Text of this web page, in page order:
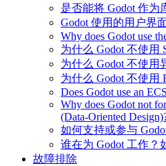
是否能将 Godot 作为
Godot 使用的用户界
Why does Godot use
为什么 Godot 不使用
为什么 Godot 不使用
为什么 Godot 不使用
Does Godot use an
Why does Godot not
(Data-Oriented
如何支持或参与
谁在为 Godot 工作？
故障排除